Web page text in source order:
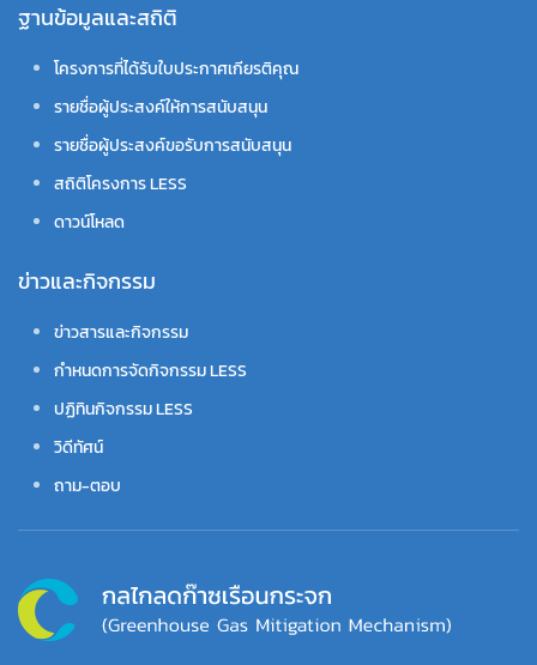
ฐานข้อมูลและสถิติ
โครงการที่ได้รับใบประกาศเกียรติคุณ
รายชื่อผู้ประสงค์ให้การสนับสนุน
รายชื่อผู้ประสงค์ขอรับการสนับสนุน
สถิติโครงการ LESS
ดาวน์โหลด
ข่าวและกิจกรรม
ข่าวสารและกิจกรรม
กำหนดการจัดกิจกรรม LESS
ปฏิทินกิจกรรม LESS
วิดีทัศน์
ถาม-ตอบ